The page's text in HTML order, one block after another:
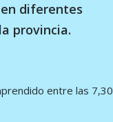
diferentes
provincia.
entre las 7,30